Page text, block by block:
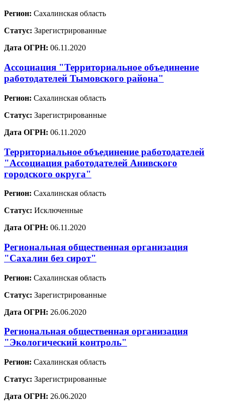
Регион: Сахалинская область
Статус: Зарегистрированные
Дата ОГРН: 06.11.2020
Ассоциация "Территориальное объединение
работодателей Тымовского района"
Регион: Сахалинская область
Статус: Зарегистрированные
Дата ОГРН: 06.11.2020
Территориальное объединение работодателей
"Ассоциация работодателей Анивского
городского округа"
Регион: Сахалинская область
Статус: Исключенные
Дата ОГРН: 06.11.2020
Региональная общественная организация
"Сахалин без сирот"
Регион: Сахалинская область
Статус: Зарегистрированные
Дата ОГРН: 26.06.2020
Региональная общественная организация
"Экологический контроль"
Регион: Сахалинская область
Статус: Зарегистрированные
Дата ОГРН: 26.06.2020